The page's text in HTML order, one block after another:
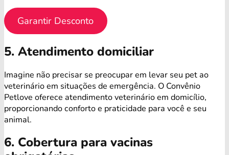
Garantir Desconto
5. Atendimento domiciliar
Imagine não precisar se preocupar em levar seu pet ao
veterinário em situações de emergência. O Convênio
Petlove oferece atendimento veterinário em domicílio,
proporcionando conforto e praticidade para você e seu
animal.
6. Cobertura para vacinas